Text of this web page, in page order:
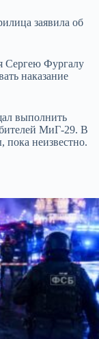
заявила об
Сергею Фургалу
наказание
выполнить
МиГ-29. В
пока неизвестно.